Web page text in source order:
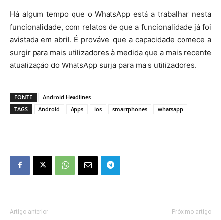
Há algum tempo que o WhatsApp está a trabalhar nesta
funcionalidade, com relatos de que a funcionalidade já foi
avistada em abril. É provável que a capacidade comece a
surgir para mais utilizadores à medida que a mais recente
atualização do WhatsApp surja para mais utilizadores.
FONTE
Android Headlines
TAGS
Android Apps ios smartphones whatsapp
Artigo anterior Próximo artigo